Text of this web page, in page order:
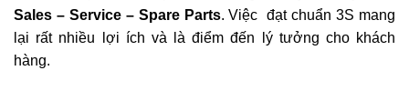
Sales – Service – Spare Parts. Việc đạt chuẩn 3S mang
lại rất nhiều lợi ích và là điểm đến lý tưởng cho khách
hàng.